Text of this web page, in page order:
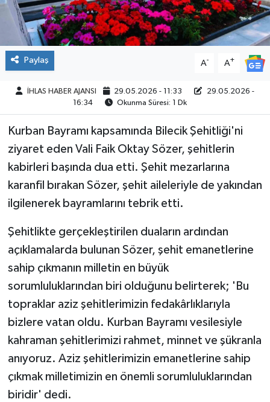
Paylaş A- A+
İHLAS HABER AJANSI 29.05.2026 - 11:33
29.05.2026 -
16:34
Okunma Süresi: 1 Dk
Kurban Bayramı kapsamında Bilecik Şehitliği'ni
ziyaret eden Vali Faik Oktay Sözer, şehitlerin
kabirleri başında dua etti. Şehit mezarlarına
karanfil bırakan Sözer, şehit aileleriyle de yakından
ilgilenerek bayramlarını tebrik etti.
Şehitlikte gerçekleştirilen duaların ardından
açıklamalarda bulunan Sözer, şehit emanetlerine
sahip çıkmanın milletin en büyük
sorumluluklarından biri olduğunu belirterek; 'Bu
topraklar aziz şehitlerimizin fedakârlıklarıyla
bizlere vatan oldu. Kurban Bayramı vesilesiyle
kahraman şehitlerimizi rahmet, minnet ve şükranla
anıyoruz. Aziz şehitlerimizin emanetlerine sahip
çıkmak milletimizin en önemli sorumluluklarından
biridir' dedi.